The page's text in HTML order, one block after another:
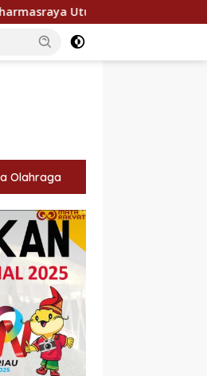
ke MTQ VIII KORPRI
Olahraga